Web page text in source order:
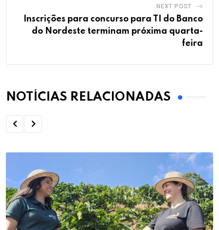
NEXT POST
Inscrições para concurso para TI do Banco
do Nordeste terminam próxima quarta-
feira
NOTÍCIAS RELACIONADAS